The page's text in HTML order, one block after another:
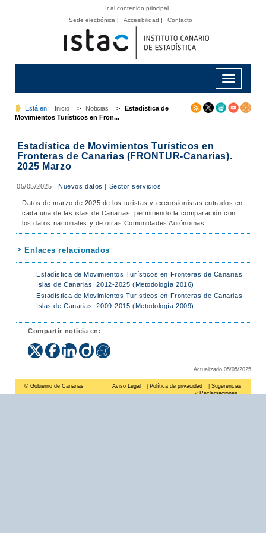
Ir al contenido principal
Sede electrónica | Accesibilidad | Contacto
Toggle
navigation
Está en: Inicio > Noticias >
Estadística de
Movimientos Turísticos en Fron...
Estadística de Movimientos Turísticos en
Fronteras de Canarias (FRONTUR-Canarias).
2025 Marzo
05/05/2025 |Nuevos datos | Sector servicios
Datos de marzo de 2025 de los turistas y excursionistas entrados en
cada una de las islas de Canarias, permitiendo la comparación con
los datos nacionales y de otras Comunidades Autónomas.
Enlaces relacionados
Estadística de Movimientos Turísticos en Fronteras de Canarias.
Islas de Canarias. 2012-2025 (Metodología 2016)
Estadística de Movimientos Turísticos en Fronteras de Canarias.
Islas de Canarias. 2009-2015 (Metodología 2009)
Compartir noticia en:
Actualizado 05/05/2025
© Gobierno de Canarias Aviso Legal Política de privacidad
Sugerencias
y Reclamaciones